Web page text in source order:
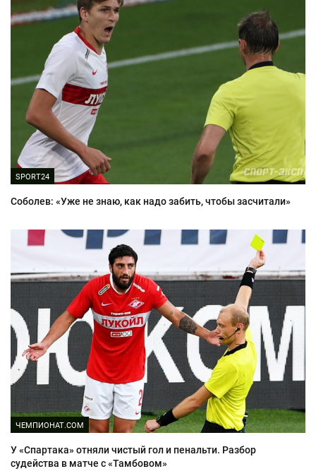
SPORT24
Соболев: «Уже не знаю, как надо забить, чтобы засчитали»
ЧЕМПИОНАТ.COM
У «Спартака» отняли чистый гол и пенальти. Разбор
судейства в матче с «Тамбовом»